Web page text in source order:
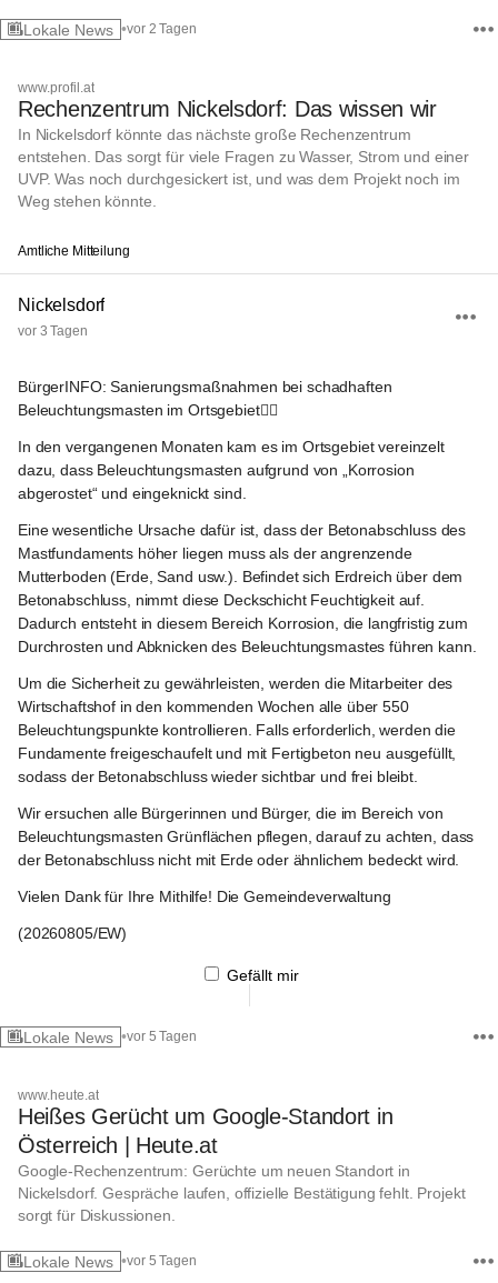
Lokale News •vor 2 Tagen
www.profil.at
Rechenzentrum Nickelsdorf: Das wissen wir
In Nickelsdorf könnte das nächste große Rechenzentrum
entstehen. Das sorgt für viele Fragen zu Wasser, Strom und einer
UVP. Was noch durchgesickert ist, und was dem Projekt noch im
Weg stehen könnte.
Amtliche Mitteilung
Nickelsdorf
vor 3 Tagen
BürgerINFO: Sanierungsmaßnahmen bei schadhaften
Beleuchtungsmasten im Ortsgebiet⛓️‍💥
In den vergangenen Monaten kam es im Ortsgebiet vereinzelt
dazu, dass Beleuchtungsmasten aufgrund von „Korrosion
abgerostet“ und eingeknickt sind.
Eine wesentliche Ursache dafür ist, dass der Betonabschluss des
Mastfundaments höher liegen muss als der angrenzende
Mutterboden (Erde, Sand usw.). Befindet sich Erdreich über dem
Betonabschluss, nimmt diese Deckschicht Feuchtigkeit auf.
Dadurch entsteht in diesem Bereich Korrosion , die langfristig zum
Durchrosten und Abknicken des Beleuchtungsmastes führen kann.
Um die Sicherheit zu gewährleisten, werden die Mitarbeiter des
Wirtschaftshof in den kommenden Wochen alle über 550
Beleuchtungspunkte kontrollieren . Falls erforderlich, werden die
Fundamente freigeschaufelt und mit Fertigbeton neu ausgefüllt,
sodass der Betonabschluss wieder sichtbar und frei bleibt.
Wir ersuchen alle Bürgerinnen und Bürger, die im Bereich von
Beleuchtungsmasten Grünflächen pflegen, darauf zu achten, dass
der Betonabschluss nicht mit Erde oder ähnlichem bedeckt wird
Vielen Dank für Ihre Mithilfe! Die Gemeindeverwaltung
(20260805/EW)
Gefällt mir
Lokale News •vor 5 Tagen
www.heute.at
Heißes Gerücht um Google-Standort in
Österreich | Heute.at
Google-Rechenzentrum: Gerüchte um neuen Standort in
Nickelsdorf. Gespräche laufen, offizielle Bestätigung fehlt. Projekt
sorgt für Diskussionen.
Lokale News •vor 5 Tagen